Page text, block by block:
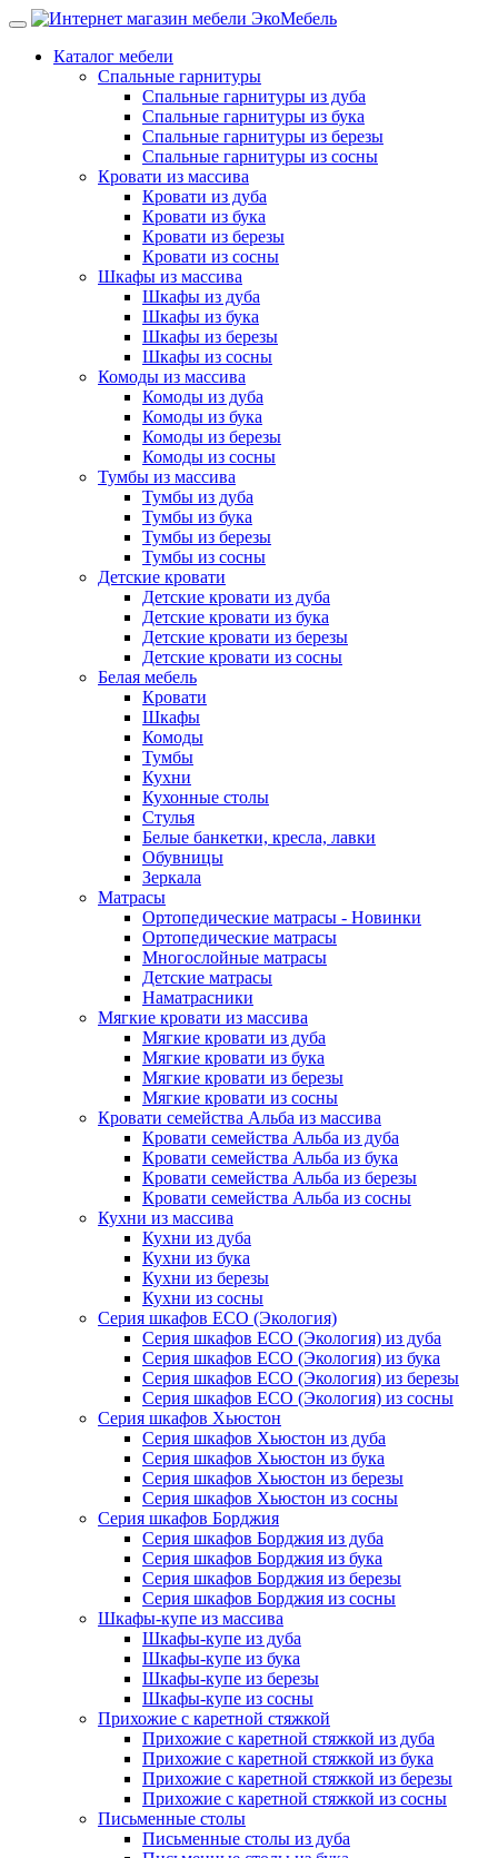
Каталог мебели
Спальные гарнитуры
Спальные гарнитуры из дуба
Спальные гарнитуры из бука
Спальные гарнитуры из березы
Спальные гарнитуры из сосны
Кровати из массива
Кровати из дуба
Кровати из бука
Кровати из березы
Кровати из сосны
Шкафы из массива
Шкафы из дуба
Шкафы из бука
Шкафы из березы
Шкафы из сосны
Комоды из массива
Комоды из дуба
Комоды из бука
Комоды из березы
Комоды из сосны
Тумбы из массива
Тумбы из дуба
Тумбы из бука
Тумбы из березы
Тумбы из сосны
Детские кровати
Детские кровати из дуба
Детские кровати из бука
Детские кровати из березы
Детские кровати из сосны
Белая мебель
Кровати
Шкафы
Комоды
Тумбы
Кухни
Кухонные столы
Стулья
Белые банкетки, кресла, лавки
Обувницы
Зеркала
Матрасы
Ортопедические матрасы - Новинки
Ортопедические матрасы
Многослойные матрасы
Детские матрасы
Наматрасники
Мягкие кровати из массива
Мягкие кровати из дуба
Мягкие кровати из бука
Мягкие кровати из березы
Мягкие кровати из сосны
Кровати семейства Альба из массива
Кровати семейства Альба из дуба
Кровати семейства Альба из бука
Кровати семейства Альба из березы
Кровати семейства Альба из сосны
Кухни из массива
Кухни из дуба
Кухни из бука
Кухни из березы
Кухни из сосны
Серия шкафов ECO (Экология)
Серия шкафов ECO (Экология) из дуба
Серия шкафов ECO (Экология) из бука
Серия шкафов ECO (Экология) из березы
Серия шкафов ECO (Экология) из сосны
Серия шкафов Хьюстон
Серия шкафов Хьюстон из дуба
Серия шкафов Хьюстон из бука
Серия шкафов Хьюстон из березы
Серия шкафов Хьюстон из сосны
Серия шкафов Борджия
Серия шкафов Борджия из дуба
Серия шкафов Борджия из бука
Серия шкафов Борджия из березы
Серия шкафов Борджия из сосны
Шкафы-купе из массива
Шкафы-купе из дуба
Шкафы-купе из бука
Шкафы-купе из березы
Шкафы-купе из сосны
Прихожие с каретной стяжкой
Прихожие с каретной стяжкой из дуба
Прихожие с каретной стяжкой из бука
Прихожие с каретной стяжкой из березы
Прихожие с каретной стяжкой из сосны
Письменные столы
Письменные столы из дуба